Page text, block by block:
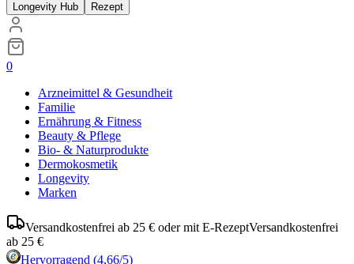
Longevity Hub Rezept
0
Arzneimittel & Gesundheit
Familie
Ernährung & Fitness
Beauty & Pflege
Bio- & Naturprodukte
Dermokosmetik
Longevity
Marken
Versandkostenfrei ab 25 € oder mit E-RezeptVersandkostenfrei
ab 25 €
Hervorragend (4,66/5)